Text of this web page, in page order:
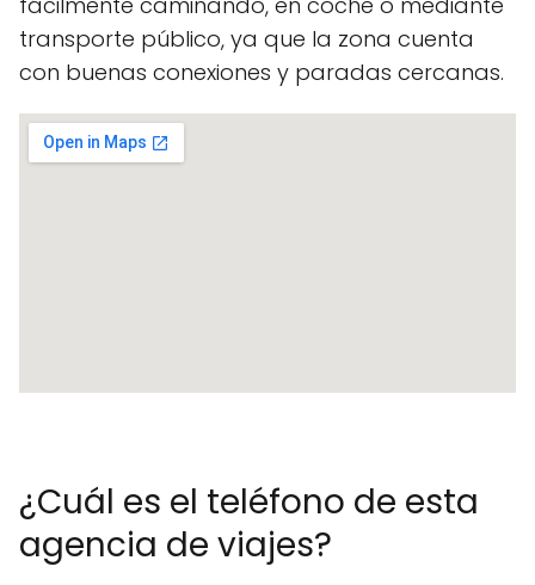
transporte público, ya que la zona cuenta
con buenas conexiones y paradas cercanas.
¿Cuál es el teléfono de esta
agencia de viajes?